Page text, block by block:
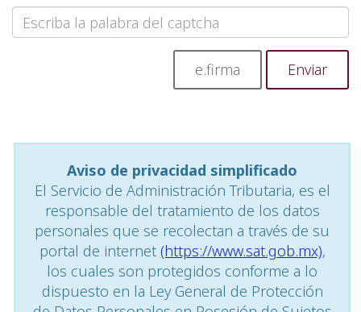
e.firma
Aviso de privacidad simplificado
El Servicio de Administración Tributaria, es el
responsable del tratamiento de los datos
personales que se recolectan a través de su
portal de internet (https://www.sat.gob.mx),
los cuales son protegidos conforme a lo
dispuesto en la Ley General de Protección